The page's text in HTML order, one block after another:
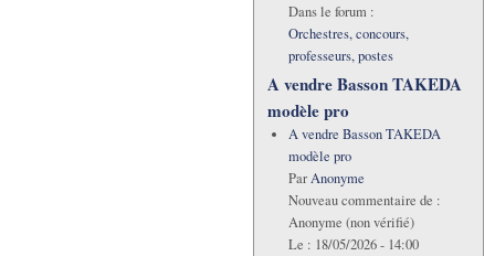
Dans le forum :
Orchestres, concours,
professeurs, postes
A vendre Basson TAKEDA
modèle pro
A vendre Basson TAKEDA
modèle pro
ParAnonyme
Nouveau commentaire de :
Anonyme (non vérifié)
Le : 18/05/2026 - 14:00